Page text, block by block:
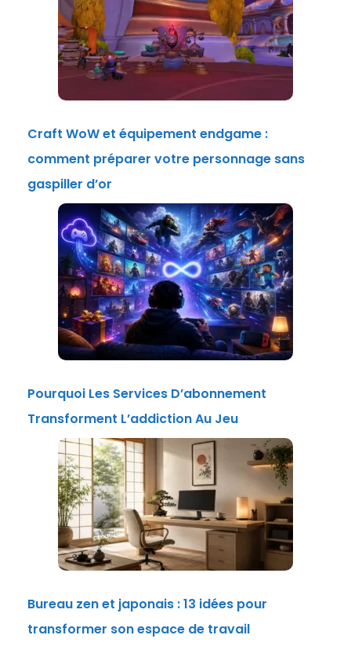
Craft WoW et équipement endgame :
comment préparer votre personnage sans
gaspiller d’or
Pourquoi Les Services D’abonnement
Transforment L’addiction Au Jeu
Bureau zen et japonais : 13 idées pour
transformer son espace de travail